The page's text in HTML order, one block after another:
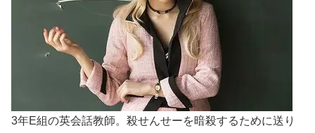
3年E組の英会話教師。殺せんせーを暗殺するために送り